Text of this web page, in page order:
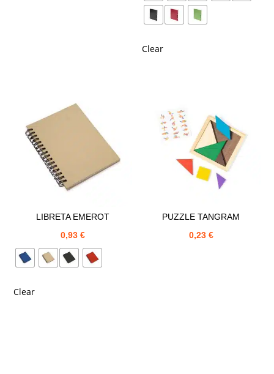
Clear
LIBRETA EMEROT
0,93€
Clear
PUZZLE TANGRAM
0,23 €